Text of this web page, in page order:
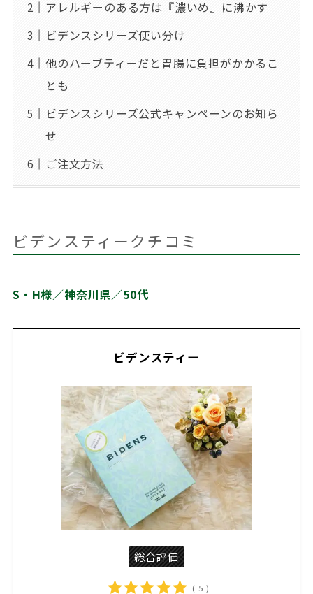
アレルギーのある方は『濃いめ』に沸かす
ビデンスシリーズ使い分け
他のハーブティーだと胃腸に負担がかかるこ
とも
ビデンスシリーズ公式キャンペーンのお知ら
せ
ご注文方法
ビデンスティークチコミ
S・H様／神奈川県／50代
ビデンスティー
総合評価
( 5 )